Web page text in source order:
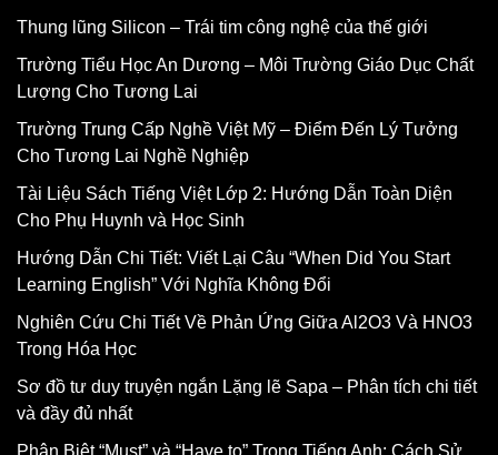
Thung lũng Silicon – Trái tim công nghệ của thế giới
Trường Tiểu Học An Dương – Môi Trường Giáo Dục Chất
Lượng Cho Tương Lai
Trường Trung Cấp Nghề Việt Mỹ – Điểm Đến Lý Tưởng
Cho Tương Lai Nghề Nghiệp
Tài Liệu Sách Tiếng Việt Lớp 2: Hướng Dẫn Toàn Diện
Cho Phụ Huynh và Học Sinh
Hướng Dẫn Chi Tiết: Viết Lại Câu “When Did You Start
Learning English” Với Nghĩa Không Đổi
Nghiên Cứu Chi Tiết Về Phản Ứng Giữa Al2O3 Và HNO3
Trong Hóa Học
Sơ đồ tư duy truyện ngắn Lặng lẽ Sapa – Phân tích chi tiết
và đầy đủ nhất
Phân Biệt “Must” và “Have to” Trong Tiếng Anh: Cách Sử